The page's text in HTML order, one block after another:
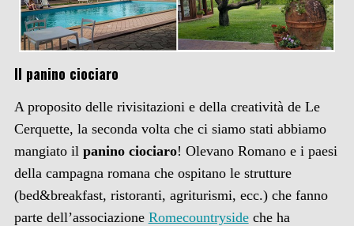
Il panino ciociaro
A proposito delle rivisitazioni e della creatività de Le
Cerquette, la seconda volta che ci siamo stati abbiamo
mangiato il panino ciociaro! Olevano Romano e i paesi
della campagna romana che ospitano le strutture
(bed&breakfast, ristoranti, agriturismi, ecc.) che fanno
parte dell’associazione Romecountrysideche ha